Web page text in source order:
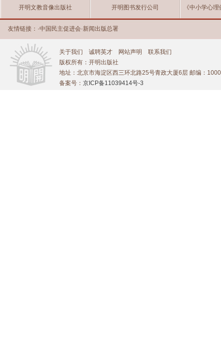
开明文教音像出版社 开明图书发行公司 《中小学心
友情链接： ·中国民主促进会·新闻出版总署
关于我们 诚聘英才 网站声明
联系我们
版权所有：开明出版社
地址：北京市海淀区西三环北路25号青政大厦6层 邮编：
备案号： 京ICP备11039414号-3